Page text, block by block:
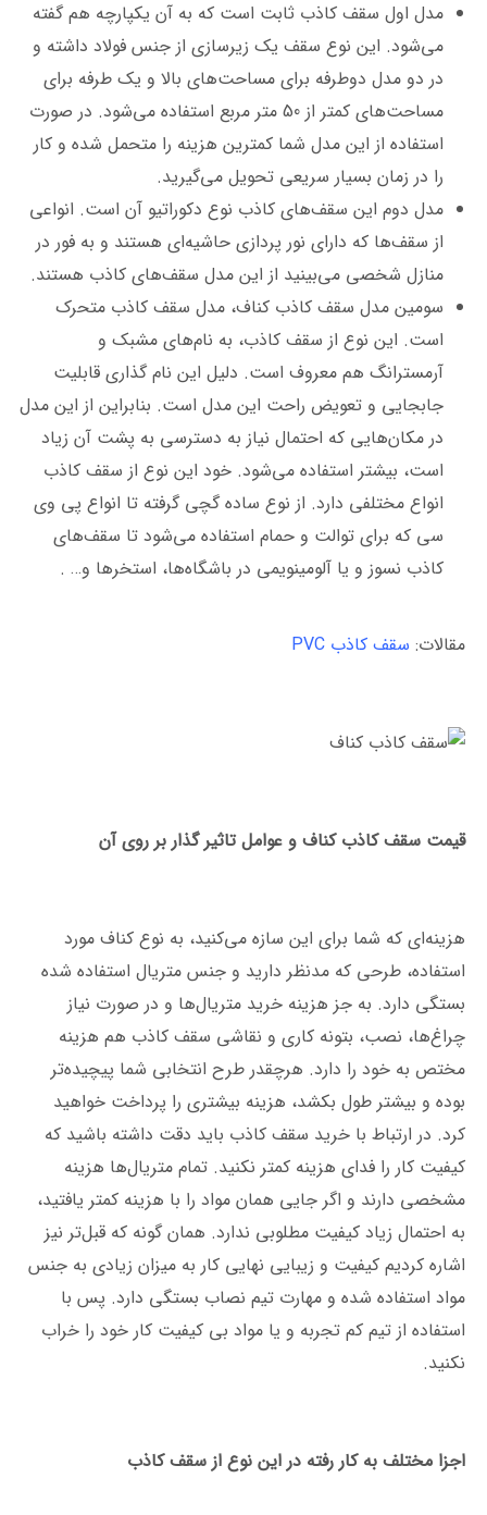
مدل اول سقف کاذب ثابت است که به آن یکپارچه هم گفته
می‌شود. این نوع سقف یک زیرسازی از جنس فولاد داشته و
در دو مدل دوطرفه برای مساحت‌های بالا و یک طرفه برای
مساحت‌های کمتر از 50 متر مربع استفاده می‌شود. در صورت
استفاده از این مدل شما کمترین هزینه را متحمل شده و کار
را در زمان بسیار سریعی تحویل می‌گیرید.
مدل دوم این سقف‌های کاذب نوع دکوراتیو آن است. انواعی
از سقف‌ها که دارای نور پردازی حاشیه‌ای هستند و به فور در
منازل شخصی می‌بینید از این مدل سقف‌های کاذب هستند.
سومین مدل سقف کاذب کناف، مدل سقف کاذب متحرک
است. این نوع از سقف کاذب، به نام‌های مشبک و
آرمسترانگ هم معروف است. دلیل این نام گذاری قابلیت
جابجایی و تعویض راحت این مدل است. بنابراین از این مدل
در مکان‌هایی که احتمال نیاز به دسترسی به پشت آن زیاد
است، بیشتر استفاده می‌شود. خود این نوع از سقف کاذب
انواع مختلفی دارد. از نوع ساده گچی گرفته تا انواع پی وی
سی که برای توالت و حمام استفاده می‌شود تا سقف‌های
کاذب نسوز و یا آلومینویمی در باشگاه‌ها، استخرها و… .
مقالات: سقف کاذب PVC
قیمت سقف کاذب کناف و عوامل تاثیر گذار بر روی آن
هزینه‌ای که شما برای این سازه می‌کنید، به نوع کناف مورد
استفاده، طرحی که مدنظر دارید و جنس متریال استفاده شده
بستگی دارد. به جز هزینه خرید متریال‌ها و در صورت نیاز
چراغ‌ها، نصب، بتونه کاری و نقاشی سقف کاذب هم هزینه
مختص به خود را دارد. هرچقدر طرح انتخابی شما پیچیده‌تر
بوده و بیشتر طول بکشد، هزینه بیشتری را پرداخت خواهید
کرد. در ارتباط با خرید سقف کاذب باید دقت داشته باشید که
کیفیت کار را فدای هزینه کمتر نکنید. تمام متریال‌ها هزینه
مشخصی دارند و اگر جایی همان مواد را با هزینه کمتر یافتید،
به احتمال زیاد کیفیت مطلوبی ندارد. همان گونه که قبل‌تر نیز
اشاره کردیم کیفیت و زیبایی نهایی کار به میزان زیادی به جنس
مواد استفاده شده و مهارت تیم نصاب بستگی دارد. پس با
استفاده از تیم کم تجربه و یا مواد بی کیفیت کار خود را خراب
نکنید.
اجزا مختلف به کار رفته در این نوع از سقف کاذب